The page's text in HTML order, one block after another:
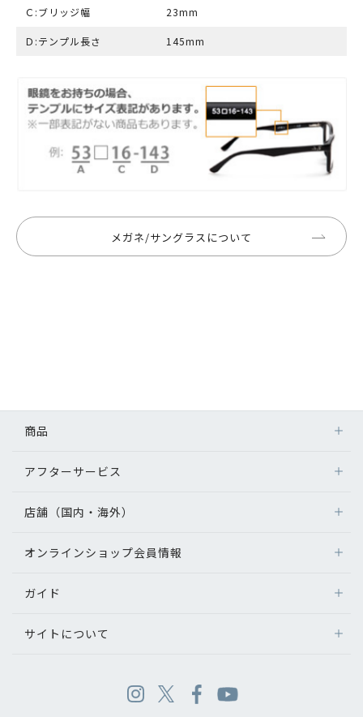
Ｃ:ブリッジ幅 23mm
Ｄ:テンプル長さ 145mm
メガネ/サングラスについて
商品
アフターサービス
店舗（国内・海外）
オンラインショップ会員情報
ガイド
サイトについて